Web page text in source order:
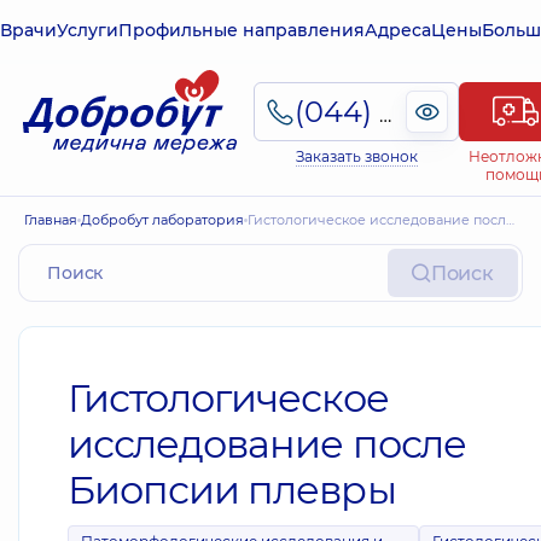
ВрачиУслугиПрофильные направленияАдресаЦены
(044) 495-2-888
Заказать звонок
Главная Добробут лаборатория Гистологическое исследование после Биопсии плевры
Поиск
Гистологическое
исследование после
Биопсии плевры